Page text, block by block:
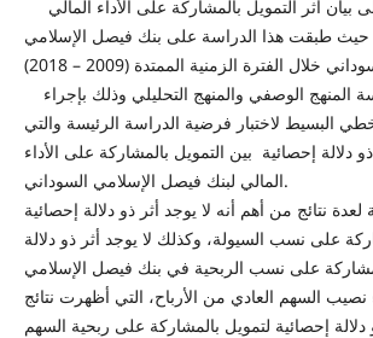
حيث طبقت هذا الدراسة على بنك فيصل الإسلامي
البسيط لاختبار فرضية الدراسة الرئيسة والتي
دلالة إحصائية بين التمويل بالمشاركة على الأداء
المالي لبنك فيصل الإسلامي السوداني.
نتائج من أهم أنه لا يوجد أثر ذو دلالة إحصائية
على نسب السيولة، وكذلك لا يوجد أثر ذو دلالة
على نسب الربحية في بنك فيصل الإسلامي
نصيب السهم العادي من الأرباح، التي أظهرت نتائج
إحصائية لتمويل بالمشاركة على ربحية السهم